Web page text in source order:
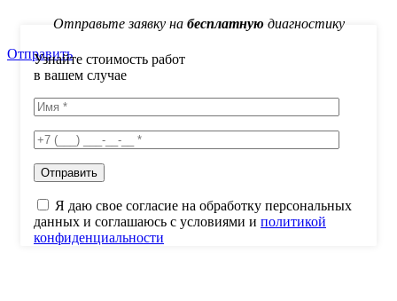
Отправьте заявку на бесплатнуюдиагностику
Отправить
Узнайте стоимость работ
в вашем случае
Я даю свое согласие на обработку персональных
данных и соглашаюсь с условиями и политикой
конфиденциальности